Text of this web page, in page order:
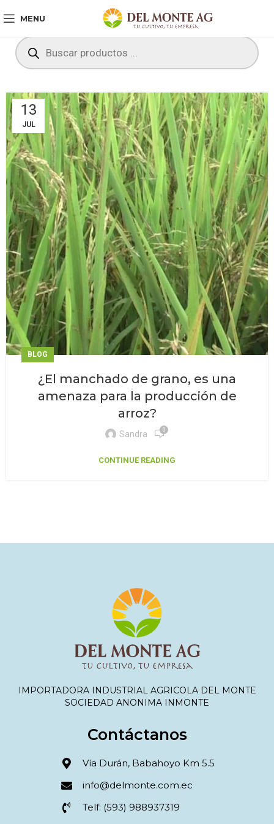
MENU
13
JUL
BLOG
¿El manchado de grano, es una
amenaza para la producción de
arroz?
Sandra 0
CONTINUE READING
IMPORTADORA INDUSTRIAL AGRICOLA DEL MONTE
SOCIEDAD ANONIMA INMONTE
Contáctanos
Vía Durán, Babahoyo Km 5.5
info@delmonte.com.ec
Telf: (593) 988937319